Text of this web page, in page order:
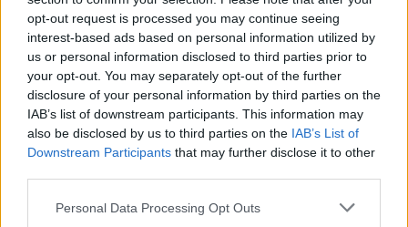
opt-out request is processed you may continue seeing
interest-based ads based on personal information utilized by
us or personal information disclosed to third parties prior to
your opt-out. You may separately opt-out of the further
disclosure of your personal information by third parties on the
IAB’s list of downstream participants. This information may
also be disclosed by us to third parties on the IAB’s List of
Downstream Participants that may further disclose it to other
Personal Data Processing Opt Outs
stara się ukryć czyny Zbyszka, by nie
zaszkodzić swojej opinii publicznej. Nie
obchodzi jej sam czyn, jedynie jego
konsekwencje i na tym właśnie zasadza się jej
hipokryzja. Wszystko powinno zostać w
rodzinie według Dulskiej i ta jej postawa
prowadzi do ciągłych nieporozumień między
nią a synem.